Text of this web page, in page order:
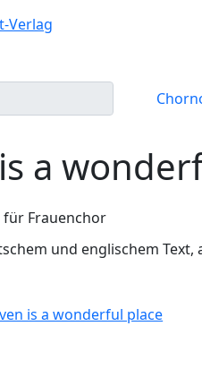
a
für Frauenchor
und englischem Text,